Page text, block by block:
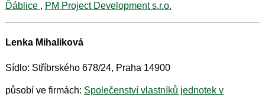
Ďáblice , PM Project Development s.r.o.
Lenka Mihaliková
Sídlo: Stříbrského 678/24, Praha 14900
působí ve firmách: Společenství vlastníků jednotek v